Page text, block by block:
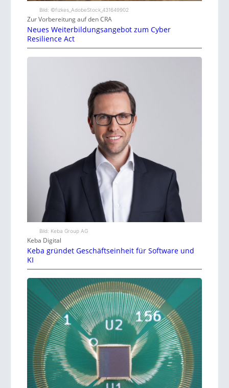
Bild: ©fizkes_AdobeStock_431649902
Zur Vorbereitung auf den CRA
Neues Weiterbildungsangebot zum Cyber
Resilience Act
Bild: Keba Group AG
Keba Digital
Keba gründet Geschäftseinheit für Software und
KI